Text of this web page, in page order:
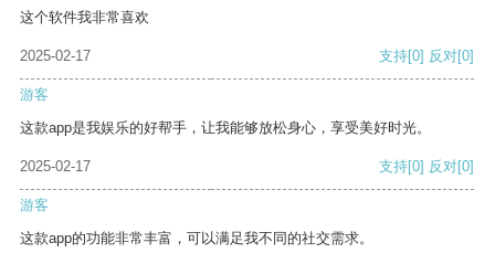
这个软件我非常喜欢
2025-02-17 支持[0] 反对[0]
游客
这款app是我娱乐的好帮手，让我能够放松身心，享受美好时光。
2025-02-17 支持[0] 反对[0]
游客
这款app的功能非常丰富，可以满足我不同的社交需求。